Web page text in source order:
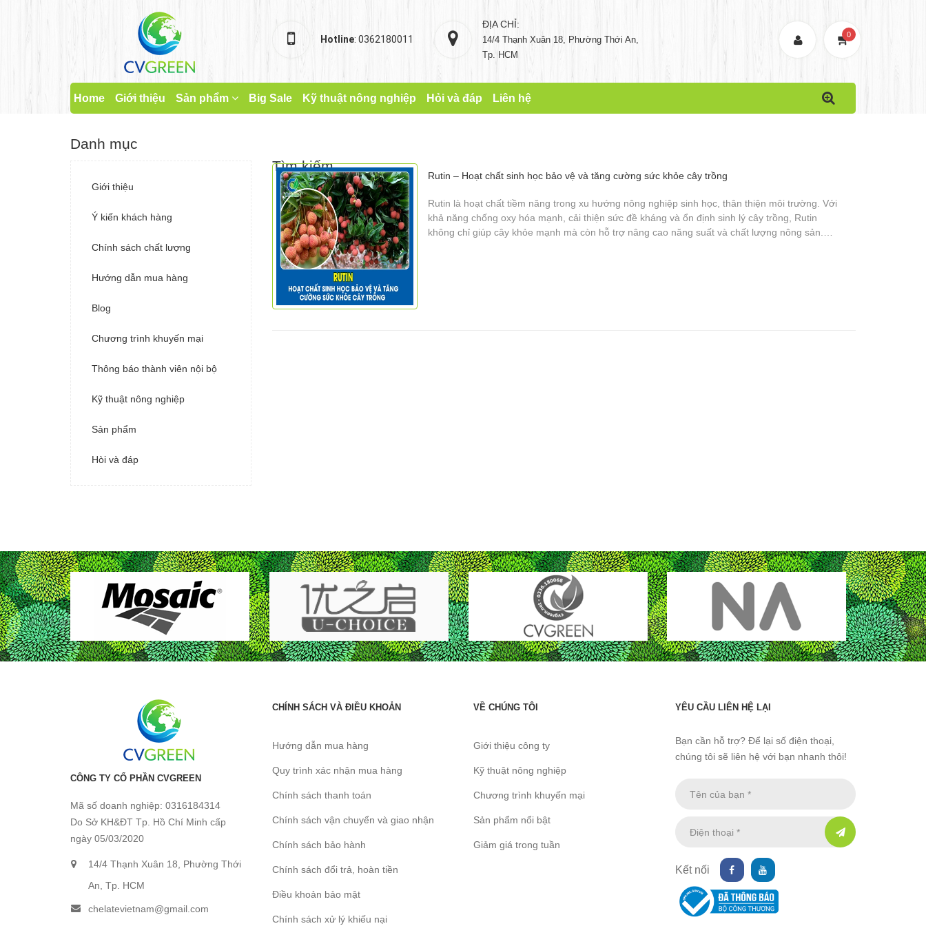
Hotline: 0362180011
ĐỊA CHỈ:
14/4 Thạnh Xuân 18, Phường Thới An,
Tp. HCM
0
Home Giới thiệu Sản phẩm Big Sale Kỹ thuật nông nghiệp Hỏi và đáp Liên hệ
Tìm kiếm
Rutin – Hoạt chất sinh học bảo vệ và tăng cường sức khỏe cây trồng
Rutin là hoạt chất tiềm năng trong xu hướng nông nghiệp sinh học, thân thiện môi trường. Với
khả năng chống oxy hóa mạnh, cải thiện sức đề kháng và ổn định sinh lý cây trồng, Rutin
không chỉ giúp cây khỏe mạnh mà còn hỗ trợ nâng cao năng suất và chất lượng nông sản.
Danh mục
Giới thiệu
Ý kiến khách hàng
Chính sách chất lượng
Hướng dẫn mua hàng
Blog
Chương trình khuyến mại
Thông báo thành viên nội bộ
Kỹ thuật nông nghiệp
Sản phẩm
Hòi và đáp
CÔNG TY CỔ PHẦN CVGREEN
Mã số doanh nghiệp: 0316184314
Do Sở KH&ĐT Tp. Hồ Chí Minh cấp
ngày 05/03/2020
14/4 Thạnh Xuân 18, Phường Thới
An, Tp. HCM
chelatevietnam@gmail.com
CHÍNH SÁCH VÀ ĐIỀU KHOẢN
Hướng dẫn mua hàng
Quy trình xác nhận mua hàng
Chính sách thanh toán
Chính sách vận chuyển và giao nhận
Chính sách bảo hành
Chính sách đổi trả, hoàn tiền
Điều khoản bảo mật
Chính sách xử lý khiếu nại
VỀ CHÚNG TÔI
Giới thiệu công ty
Kỹ thuật nông nghiệp
Chương trình khuyến mại
Sản phẩm nổi bật
Giảm giá trong tuần
YÊU CẦU LIÊN HỆ LẠI
Bạn cần hỗ trợ? Để lại số điện thoại,
chúng tôi sẽ liên hệ với bạn nhanh thôi!
Kết nối